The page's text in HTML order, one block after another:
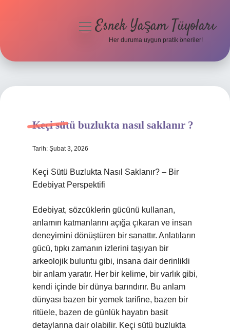
Hakkımızda
menüyüEsnek Yaşam Tüyoları
Her duruma uygun pratik öneriler!
Keçi sütü buzlukta nasıl saklanır ?
Tarih: Şubat 3, 2026
Keçi Sütü Buzlukta Nasıl Saklanır? – Bir
Edebiyat Perspektifi
Edebiyat, sözcüklerin gücünü kullanan,
anlamın katmanlarını açığa çıkaran ve insan
deneyimini dönüştüren bir sanattır. Anlatıların
gücü, tıpkı zamanın izlerini taşıyan bir
arkeolojik buluntu gibi, insana dair derinlikli
bir anlam yaratır. Her bir kelime, bir varlık gibi,
kendi içinde bir dünya barındırır. Bu anlam
dünyası bazen bir yemek tarifine, bazen bir
ritüele, bazen de günlük hayatın basit
detaylarına dair olabilir. Keçi sütü buzlukta